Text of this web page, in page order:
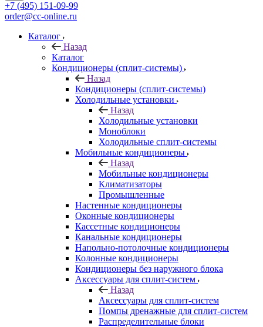
+7 (495) 151-09-99
order@cc-online.ru
Каталог
Назад
Каталог
Кондиционеры (сплит-системы)
Назад
Кондиционеры (сплит-системы)
Холодильные установки
Назад
Холодильные установки
Моноблоки
Холодильные сплит-системы
Мобильные кондиционеры
Назад
Мобильные кондиционеры
Климатизаторы
Промышленные
Настенные кондиционеры
Оконные кондиционеры
Кассетные кондиционеры
Канальные кондиционеры
Напольно-потолочные кондиционеры
Колонные кондиционеры
Кондиционеры без наружного блока
Аксессуары для сплит-систем
Назад
Аксессуары для сплит-систем
Помпы дренажные для сплит-систем
Распределительные блоки